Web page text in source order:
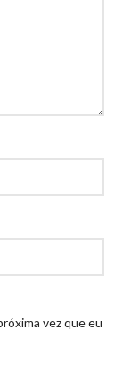
vez que eu